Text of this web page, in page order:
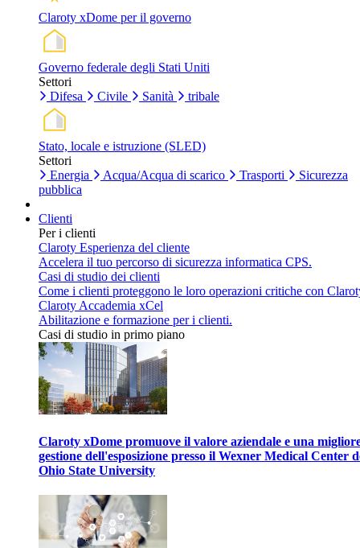
Claroty xDome per il governo
Governo federale degli Stati Uniti
Settori
Difesa
Civile Sanità tribale
Stato, locale e istruzione (SLED)
Settori
Energia
Acqua/Acqua di scarico Trasporti
Sicurezza
pubblica
Clienti
Per i clienti
Claroty Esperienza del cliente
Accelera il tuo percorso di sicurezza informatica CPS.
Casi di studio dei clienti
Come i clienti proteggono le loro operazioni critiche con
Claroty Accademia xCel
Abilitazione e formazione per i clienti.
Casi di studio in primo piano
Claroty xDome promuove il valore aziendale e una
gestione dell'esposizione presso il Wexner Medical Center
Ohio State University